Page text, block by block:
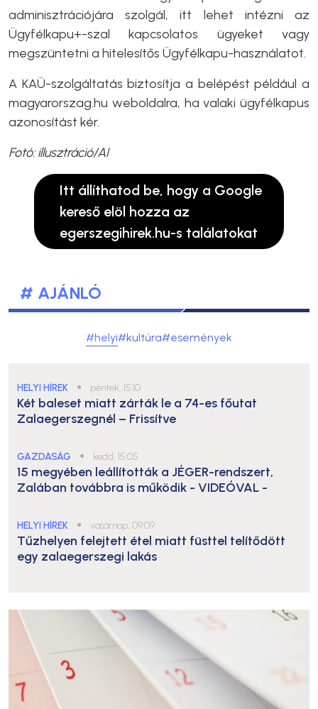
adminisztrációjára szolgál, itt lehet intézni az
Ügyfélkapu+-szal kapcsolatos ügyeket vagy
megszüntetni a hitelesítős Ügyfélkapu-használatot.
A KAÜ-szolgáltatás biztosítja a belépést például a
magyarorszag.hu weboldalra, ha valaki ügyfélkapus
azonosítást kér.
Fotó: illusztráció/AI
Itt állíthatod be, hogy a Google
kereső elöl hozza az
egerszegihirek.hu-s találatokat
# AJÁNLÓ
#helyi#kultúra#események
HELYI HÍREK ● péntek, 15:10
Két baleset miatt zárták le a 74-es főutat
Zalaegerszegnél – Frissítve
GAZDASÁG ● kedd, 15:05
15 megyében leállították a JÉGER-rendszert,
Zalában továbbra is működik - VIDEÓVAL -
HELYI HÍREK ● vasárnap, 09:09
Tűzhelyen felejtett étel miatt füsttel telítődött
egy zalaegerszegi lakás